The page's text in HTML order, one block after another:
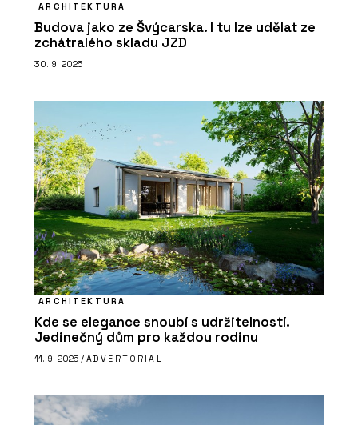
ARCHITEKTURA
Budova jako ze Švýcarska. I tu lze udělat ze
zchátralého skladu JZD
30. 9. 2025
ARCHITEKTURA
Kde se elegance snoubí s udržitelností.
Jedinečný dům pro každou rodinu
11. 9. 2025 / ADVERTORIAL